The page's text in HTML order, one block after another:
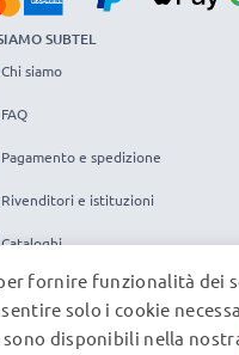
SUBTEL
Chi siamo
FAQ
Pagamento e spedizione
Rivenditori e istituzioni
Cataloghi
Contattifornire funzionalità dei
solo i cookie
disponibili nella